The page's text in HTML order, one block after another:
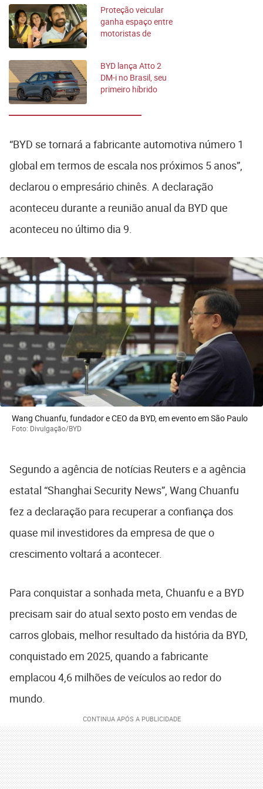
Proteção veicular
ganha espaço entre
motoristas de
BYD lança Atto 2
DM-i no Brasil, seu
primeiro híbrido
“BYD se tornará a fabricante automotiva número 1
global em termos de escala nos próximos 5 anos”,
declarou o empresário chinês. A declaração
aconteceu durante a reunião anual da BYD que
aconteceu no último dia 9.
Wang Chuanfu, fundador e CEO da BYD, em evento em São Paulo
Foto: Divulgação/BYD
Segundo a agência de notícias Reuters e a agência
estatal “Shanghai Security News”, Wang Chuanfu
fez a declaração para recuperar a confiança dos
quase mil investidores da empresa de que o
crescimento voltará a acontecer.
Para conquistar a sonhada meta, Chuanfu e a BYD
precisam sair do atual sexto posto em vendas de
carros globais, melhor resultado da história da BYD,
conquistado em 2025, quando a fabricante
emplacou 4,6 milhões de veículos ao redor do
mundo.